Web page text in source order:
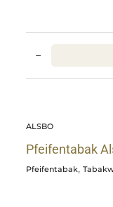
−
Alsbo
Gold
Danish
ALSBO
Pfeifentabak
Pfeifentabak,